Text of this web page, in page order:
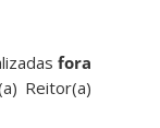
fora
Reitor(a)